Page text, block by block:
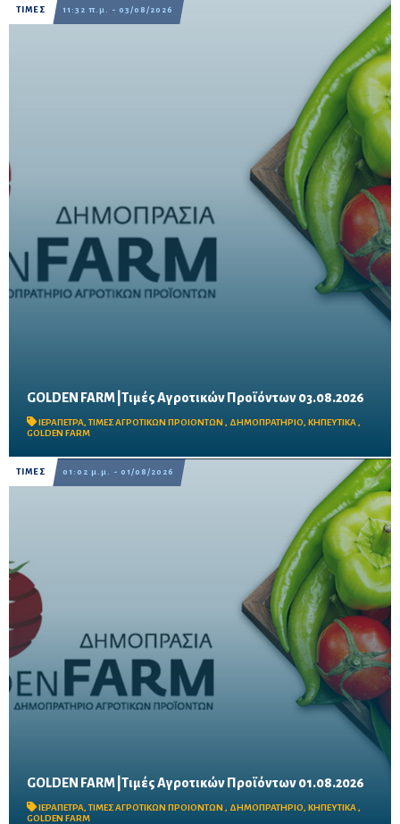
ΤΙΜΕΣ 11:32 π.μ. - 03/08/2026
GOLDEN FARM |Τιμές Αγροτικών Προϊόντων 03.08.2026
ΙΕΡΑΠΕΤΡΑ,ΤΙΜΕΣ ΑΓΡΟΤΙΚΩΝ ΠΡΟΙΟΝΤΩΝ , ΔΗΜΟΠΡΑΤΗΡΙΟ, ΚΗΠΕΥΤΙΚΑ ,
GOLDEN FARM
ΤΙΜΕΣ 01:02 μ.μ. - 01/08/2026
GOLDEN FARM |Τιμές Αγροτικών Προϊόντων 01.08.2026
ΙΕΡΑΠΕΤΡΑ,ΤΙΜΕΣ ΑΓΡΟΤΙΚΩΝ ΠΡΟΙΟΝΤΩΝ , ΔΗΜΟΠΡΑΤΗΡΙΟ, ΚΗΠΕΥΤΙΚΑ ,
GOLDEN FARM
Δείτε τις σημερινές τιμές του δημοπρατηρίου